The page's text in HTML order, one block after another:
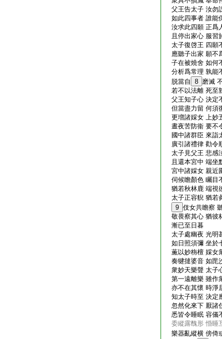
父王告太子 汝勿
如此四事者 誰能
汝求此四願 正爲
且停出家心 服習
太子復啓王 四願
應聽子出家 願不
子在被燒舍 如何
分析爲常理 孰能
脱當自
8 磨滅
若不以法離 死至
父王知子心 決定
但當盡力留 何須
更増諸婇女 上妙
晝夜苦防衞 要不
國中諸群臣 來詣
廣引諸禮律 勸令
太子見父王 悲感
且還本宮中 端坐
宮中諸婇女 親近
伺候瞻顏色 矚目
猶若秋林鹿 端視
太子正容貎 猶若
9 伎女共瞻察
敬畏察其心 猶彼
漸已至日暮
太子處幽夜 光明
如日照須彌 坐於
薫以妙栴檀 婇女
奏犍撻婆音 如毘
衆妙天樂聲 太子
第一遠離樂 雖作
亦不在其懷 時淨
知太子時至 決定
忽然化來下 厭諸
悉皆令睡眠 容儀
委縱露醜形 惛睡
樂器亂縱横 傍倚